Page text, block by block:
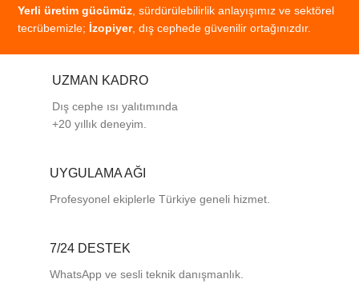
Yerli üretim gücümüz sürdürülebilirlik anlayışımız ve sektörel
tecrübemizle; İzopiyer, dış cephede güvenilir ortağınızdır.
UZMAN KADRO
Dış cephe ısı yalıtımında
+20 yıllık deneyim.
UYGULAMA AĞI
Profesyonel ekiplerle Türkiye geneli hizmet.
7/24 DESTEK
WhatsApp ve sesli teknik danışmanlık.